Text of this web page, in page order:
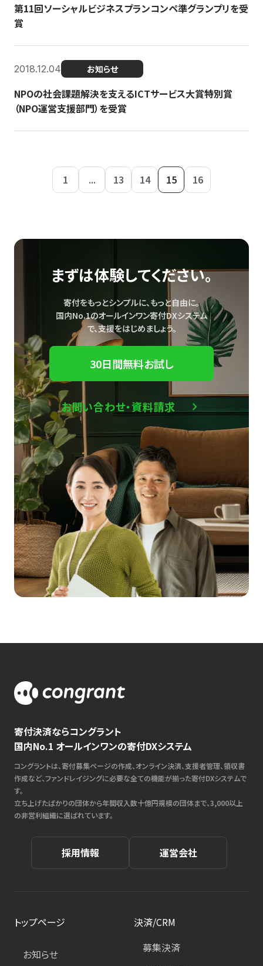
第11回ソーシャルビジネスプランコンペ準グランプリを受
賞
2018.12.04 お知らせ
NPOの社会課題解決を支えるICTサービス大賞特別賞
（NPO運営支援部門）を受賞
1 ... 13 14 15 16
まずは体験してください。
寄付をもっとシンプルに、もっと自由に。
国内No.1のオールインワン寄付DXシステム
で、支援をはじめましょう。
30日間無料お試し
お問い合わせ・資料請求
寄付決済ならコングラント
国内No.1 オールインワンの寄付DXシステム
コングラントは、寄付募集ページの作成、オンライン決済、支援者管理、領収書
作成など、ファンドレイジングに必要な全ての機能が揃った寄付DXシステムで
す。
立ち上げたばかりの団体から年間収入数十億円規模の団体まで、3,000以上
の非営利組織に選ばれています。
採用情報 運営会社
トップページ
お知らせ
決済/CRM
募集決済